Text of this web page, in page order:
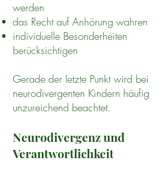
werden
das Recht auf Anhörung wahren
individuelle Besonderheiten
berücksichtigen
Gerade der letzte Punkt wird bei
neurodivergenten Kindern häufig
unzureichend beachtet.
Neurodivergenz und
Verantwortlichkeit